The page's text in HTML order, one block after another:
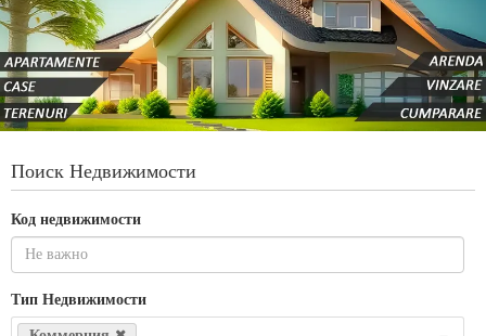
Поиск Недвижимости
Код недвижимости
Тип Недвижимости